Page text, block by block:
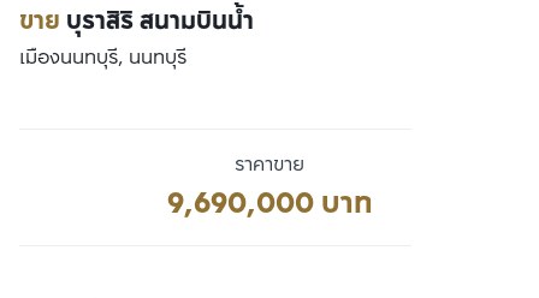
ขาย บุราสิริ สนามบินน้ำ
เมืองนนทบุรี, นนทบุรี
ราคาขาย
9,690,000 บาท